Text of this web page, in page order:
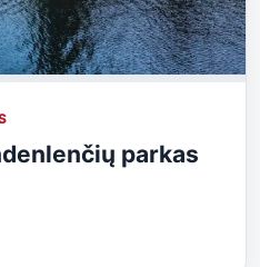
parkas